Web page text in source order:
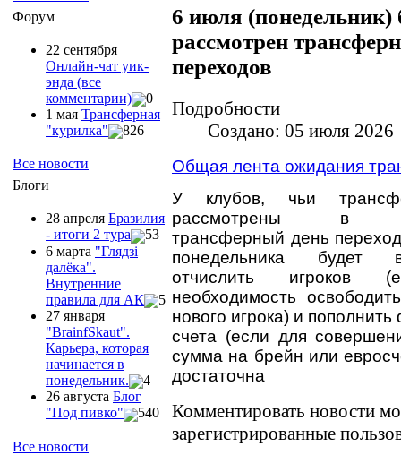
Форум
22 сентября
Онлайн-чат уик-
энда (все
комментарии)
0
1 мая Трансферная
"курилка"
826
Все новости
Блоги
28 апреля Бразилия
- итоги 2 тура
53
6 марта "Глядзi
далёка".
Внутренние
правила для АК
5
27 января
"ВrainfSkaut".
Карьера, которая
начинается в
понедельник.
4
26 августа Блог
"Под пивко"
540
Все новости
6 июля (понедельник)
рассмотрен
переходов
Подробности
Создано: 05 июля 2026
Общая лента ожидания
У клубов, чьи
рассмотрены в
трансферный день
понедельника будет
отчислить игроков
необходимость
нового игрока) и
счета (если для
сумма на брейн или
достаточна
Комментировать новости
зарегистрированные